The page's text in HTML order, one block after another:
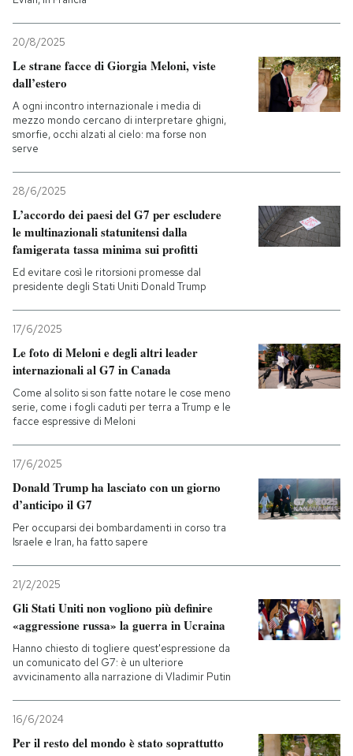
20/8/2025
Le strane facce di Giorgia Meloni, viste
dall’estero
A ogni incontro internazionale i media di
mezzo mondo cercano di interpretare ghigni,
smorfie, occhi alzati al cielo: ma forse non
serve
28/6/2025
L’accordo dei paesi del G7 per escludere
le multinazionali statunitensi dalla
famigerata tassa minima sui profitti
Ed evitare così le ritorsioni promesse dal
presidente degli Stati Uniti Donald Trump
17/6/2025
Le foto di Meloni e degli altri leader
internazionali al G7 in Canada
Come al solito si son fatte notare le cose meno
serie, come i fogli caduti per terra a Trump e le
facce espressive di Meloni
17/6/2025
Donald Trump ha lasciato con un giorno
d’anticipo il G7
Per occuparsi dei bombardamenti in corso tra
Israele e Iran, ha fatto sapere
21/2/2025
Gli Stati Uniti non vogliono più definire
«aggressione russa» la guerra in Ucraina
Hanno chiesto di togliere quest'espressione da
un comunicato del G7: è un ulteriore
avvicinamento alla narrazione di Vladimir Putin
16/6/2024
Per il resto del mondo è stato soprattutto